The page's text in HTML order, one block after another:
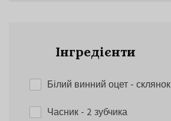
Інгредієнти
Білий винний оцет- склянок
Часник- 2 зубчика